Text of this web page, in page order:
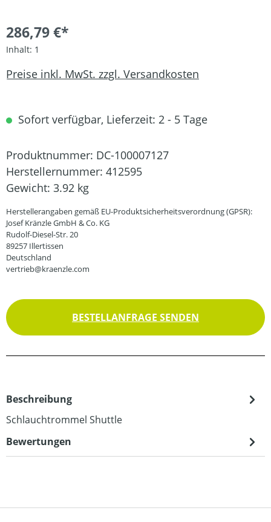
286,79 €*
Inhalt: 1
Preise inkl. MwSt. zzgl. Versandkosten
Sofort verfügbar, Lieferzeit: 2 - 5 Tage
Produktnummer: DC-100007127
Herstellernummer: 412595
Gewicht: 3.92 kg
Herstellerangaben gemäß EU-Produktsicherheitsverordnung (GPSR):
Josef Kränzle GmbH & Co. KG
Rudolf-Diesel-Str. 20
89257 Illertissen
Deutschland
vertrieb@kraenzle.com
BESTELLANFRAGE SENDEN
Beschreibung
Schlauchtrommel Shuttle
Bewertungen